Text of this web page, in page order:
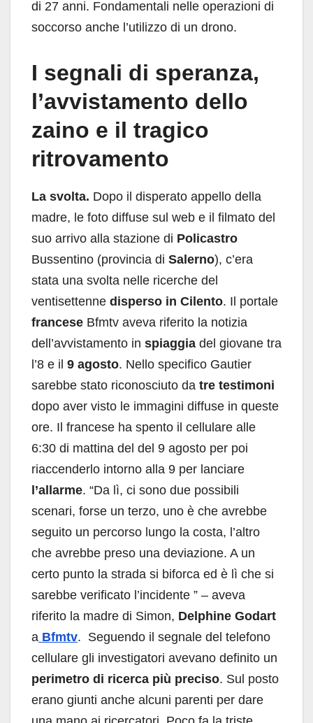
di 27 anni. Fondamentali nelle operazioni di
soccorso anche l’utilizzo di un drono.
I segnali di speranza,
l’avvistamento dello
zaino e il tragico
ritrovamento
La svolta. Dopo il disperato appello della
madre, le foto diffuse sul web e il filmato del
suo arrivo alla stazione di Policastro
Bussentino (provincia di Salerno), c’era
stata una svolta nelle ricerche del
ventisettenne disperso in Cilento. Il portale
francese Bfmtv aveva riferito la notizia
dell’avvistamento in spiaggia del giovane tra
l’8 e il 9 agosto. Nello specifico Gautier
sarebbe stato riconosciuto da tre testimoni
dopo aver visto le immagini diffuse in queste
ore. Il francese ha spento il cellulare alle
6:30 di mattina del del 9 agosto per poi
riaccenderlo intorno alla 9 per lanciare
l’allarme. “Da lì, ci sono due possibili
scenari, forse un terzo, uno è che avrebbe
seguito un percorso lungo la costa, l’altro
che avrebbe preso una deviazione. A un
certo punto la strada si biforca ed è lì che si
sarebbe verificato l’incidente ” – aveva
riferito la madre di Simon, Delphine Godart
a Bfmtv. Seguendo il segnale del telefono
cellulare gli investigatori avevano definito un
perimetro di ricerca più preciso. Sul posto
erano giunti anche alcuni parenti per dare